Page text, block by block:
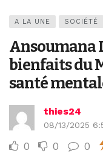
A LA UNE SOCIÉTÉ
Ansoumana
bienfaits du
santé
thies24
08/13/2025
0 0 0